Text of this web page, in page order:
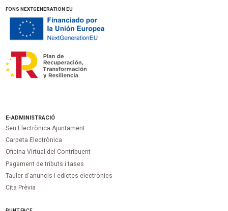
FONS NEXTGENERATION EU
E-ADMINISTRACIÓ
Seu Electrònica Ajuntament
Carpeta Electrònica
Oficina Virtual del Contribuent
Pagament de tributs i tases
Tauler d'anuncis i edictes electrònics
Cita Prèvia